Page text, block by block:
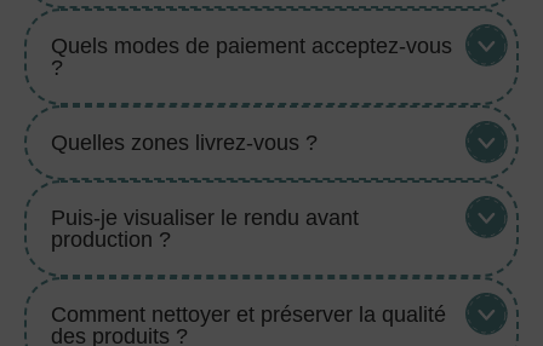
Quels modes de paiement acceptez-vous
?
Quelles zones livrez-vous ?
Puis-je visualiser le rendu avant
production ?
Comment nettoyer et préserver la qualité
des produits ?